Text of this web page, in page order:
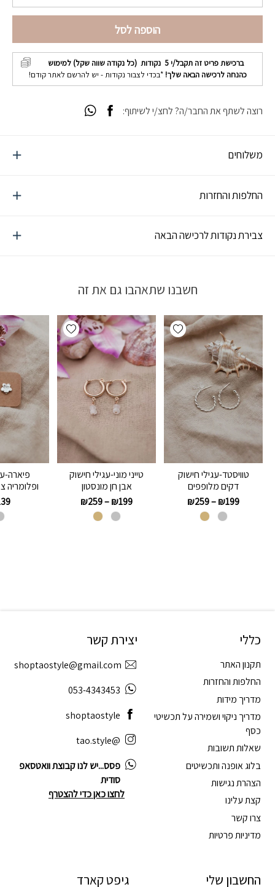
הוספה לסל
ברכישת פריט זה תקבל/י5 נקודות (כל נקודה שווה שקל) למימוש
כהנחה לרכישה הבאה שלך! *בכדי לצבור נקודות - יש להרשם לאתר קודם!
משלוחים
החלפות והחזרות
צבירת נקודות לרכישה הבאה
רוצה לשתף את החבר/ה? לחצ/י לשיתוף:
חשבנו שתאהבו גם את זה
Add wishlist
טוויסטד-עגילי חישוק
דקים מלופפים
₪199
–
₪259
Add wishlist
טייני מוני-עגילי חישוק
אבן חן מונסטון
₪199
–
₪259
פיארה-
ופלומריה
כללי
תקנון האתר
החלפות והחזרות
מדריך מידות
מדריך ניקוי ושמירה על תכשיטי
כסף
שאלות תשובות
בלוג אופנה ותכשיטים
הצהרת נגישות
קצת עלינו
צרו קשר
מדיניות פרטיות
החשבון שלי
יצירת קשר
shoptaostyle@gmail.com
053-4343453
shoptaostyle
@tao.style
פסס...יש לנו קבוצת וואטסאפ
סודית
לחצו כאן כדי להצטרף
גיפט קארד